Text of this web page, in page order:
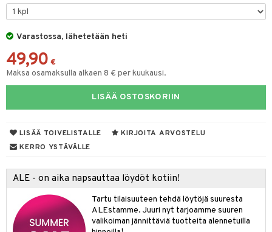
Varastossa, lähetetään heti
49,90 €
Maksa osamaksulla alkaen 8 € per kuukausi.
LISÄÄ OSTOSKORIIN
LISÄÄ TOIVELISTALLE
KIRJOITA ARVOSTELU
KERRO YSTÄVÄLLE
ALE - on aika napsauttaa löydöt kotiin!
Tartu tilaisuuteen tehdä löytöjä suuresta
ALEstamme. Juuri nyt tarjoamme suuren
valikoiman jännittäviä tuotteita alennetuilla
& Vihannesveitset
sisustus
tarvikkeita
tekstiilit
koristelu
säilytys
tekstiilit
Saalit
& Tyynyliinat
& Koukut
tekstiilit